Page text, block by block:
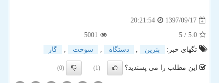
1397/09/17
20:21:54
5.0
/ 5
5001
تگهای خبر:
بنزین , دستگاه , سوخت , گاز
این مطلب را می پسندید؟ (1)
(0)